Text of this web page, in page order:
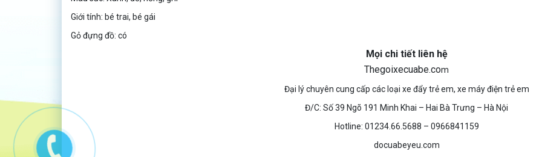
Giới tính: bé trai, bé gái
Gỏ đựng đồ: có
Mọi chi tiết liên hệ
Thegoixecuabe.com
Đại lý chuyên cung cấp các loại xe đẩy trẻ em, xe máy điện trẻ em
Đ/C: Số 39 Ngõ 191 Minh Khai – Hai Bà Trưng – Hà Nội
Hotline: 01234.66.5688 – 0966841159
docuabeyeu.com